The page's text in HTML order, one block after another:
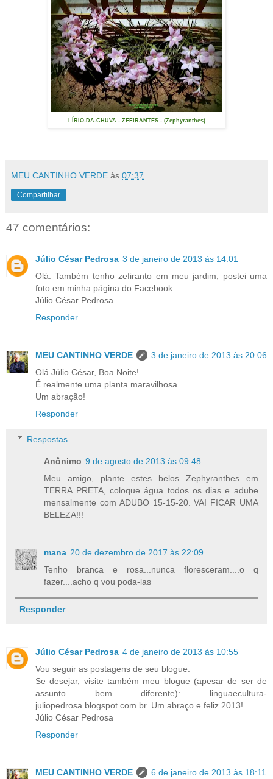
LÍRIO-DA-CHUVA - ZEFIRANTES - (Zephyranthes)
MEU CANTINHO VERDE às 07:37
Compartilhar
47 comentários:
Júlio César Pedrosa 3 de janeiro de 2013 às 14:01
Olá. Também tenho zefiranto em meu jardim; postei uma
foto em minha página do Facebook.
Júlio César Pedrosa
Responder
MEU CANTINHO VERDE
3 de janeiro de 2013 às 20:06
Olá Júlio César, Boa Noite!
É realmente uma planta maravilhosa.
Um abração!
Responder
Respostas
Anônimo 9 de agosto de 2013 às 09:48
Meu amigo, plante estes belos Zephyranthes em
TERRA PRETA, coloque água todos os dias e adube
mensalmente com ADUBO 15-15-20. VAI FICAR UMA
BELEZA!!!
mana 20 de dezembro de 2017 às 22:09
Tenho branca e rosa...nunca floresceram....o q
fazer....acho q vou poda-las
Responder
Júlio César Pedrosa 4 de janeiro de 2013 às 10:55
Vou seguir as postagens de seu blogue.
Se desejar, visite também meu blogue (apesar de ser de
assunto bem diferente): linguaecultura-
juliopedrosa.blogspot.com.br. Um abraço e feliz 2013!
Júlio César Pedrosa
Responder
MEU CANTINHO VERDE
6 de janeiro de 2013 às 18:11